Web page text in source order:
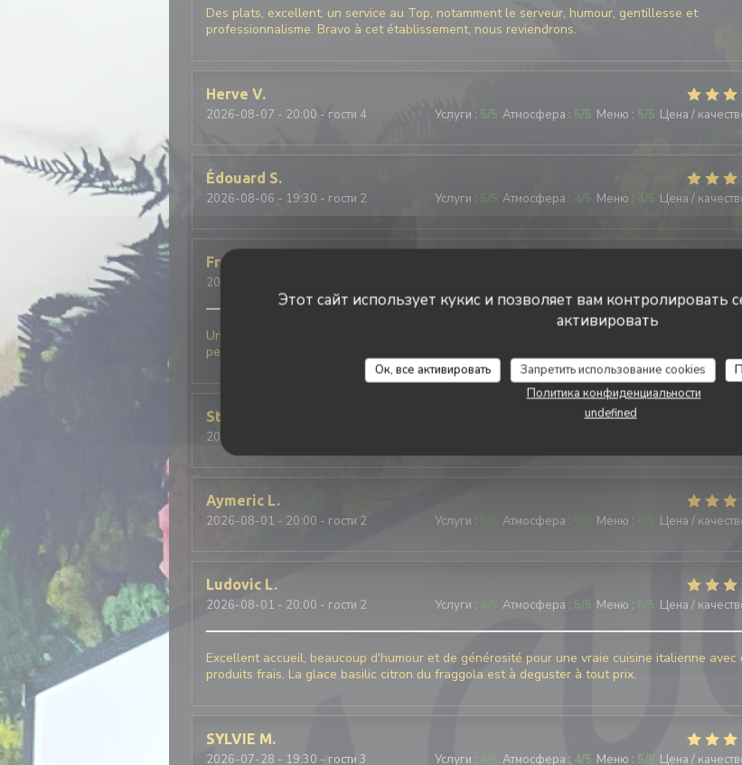
Этот сайт использует кукис и позволяет вам контролировать
активировать
Ок, все активировать Запретить использование cookies
Политика конфиденциальности
undefined
Des plats, excellent, un service au Top, notamment le serveur, humour, gentillesse et
professionnalisme. Bravo à cet établissement, nous reviendrons.
Herve V
2026-08-07 - 20:00 - гости 4 Услуги : 5/5 Атмосфера : 5/5 Меню : 5/5 Цена /
Édouard S
2026-08-06 - 19:30 - гости 2 Услуги : 5/5 Атмосфера : 4/5 Меню : 4/5 Цена /
Frederick
2026-08-06
Une très belle découverte pour cette 1 ère fois chez vous .nous avons très bien mangé et le
personnel au top . Nous reviendrons à coup sur.
Stephanie
2026-08-06
Aymeric L
2026-08-01 - 20:00 - гости 2 Услуги : Атмосфера : Меню : Цена /
Ludovic L
2026-08-01 - 20:00 - гости 2 Услуги : Атмосфера : 5/5 Меню : /5 Цена /
Excellent accueil, beaucoup d'humour et de générosité pour une vraie cuisine italienne avec
produits frais. La glace basilic citron du fraggola est à deguster à tout prix.
SYLVIE M
2026-07-28 - 19:30 - гости 3 Услуги : Атмосфера : 4/5 Меню : 5/5 Цена /